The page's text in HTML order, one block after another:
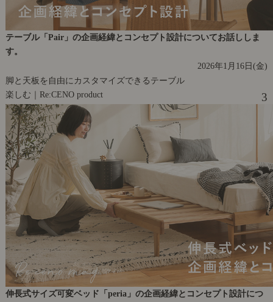
テーブル「Pair」の企画経緯とコンセプト設計についてお話ししま
す。
2026年1月16日(金)
脚と天板を自由にカスタマイズできるテーブル
楽しむ｜Re:CENO product
3
伸長式サイズ可変ベッド「peria」の企画経緯とコンセプト設計につ